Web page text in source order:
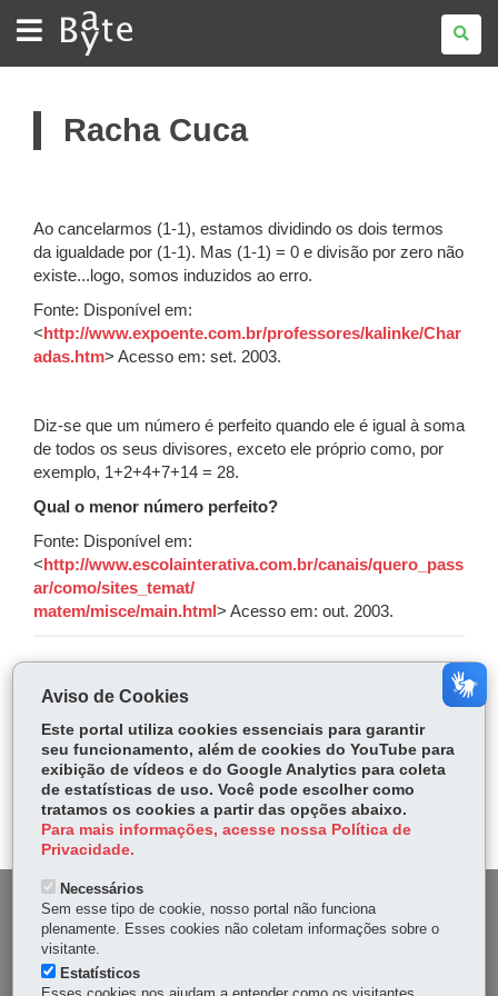
BATE
BYTE
Racha Cuca
Ao cancelarmos (1-1), estamos dividindo os dois termos
da igualdade por (1-1). Mas (1-1) = 0 e divisão por zero não
existe...logo, somos induzidos ao erro.
Fonte: Disponível em:
< http://www.expoente.com.br/professores/kalinke/Char
adas.htm> Acesso em: set. 2003.
Diz-se que um número é perfeito quando ele é igual à soma
de todos os seus divisores, exceto ele próprio como, por
exemplo, 1+2+4+7+14 = 28.
Qual o menor número perfeito?
Fonte: Disponível em:
< http://www.escolainterativa.com.br/canais/quero_pass
ar/como/sites_temat/
matem/misce/main.html > Acesso em: out. 2003.
ce
bo
ok
Tw
itt
er
ha
ts
Ap
p
Voltar Início Imprimir Baixar
DENUNCIE CORRUPÇÃO
OUVIDORIA
Aviso de Cookies
Este portal utiliza cookies essenciais para garantir
seu funcionamento, além de cookies do YouTube para
exibição de vídeos e do Google Analytics para coleta
de estatísticas de uso. Você pode escolher como
tratamos os cookies a partir das opções abaixo.
Para mais informações, acesse nossa Política de
Privacidade.
Necessários
Sem esse tipo de cookie, nosso portal não funciona
plenamente. Esses cookies não coletam informações sobre o
visitante.
Estatísticos